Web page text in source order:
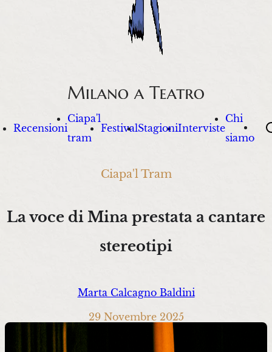
Recensioni
Ciapa'l
tram
FestivalStagioniInterviste
Chi
siamo
La voce di Mina prestata a cantare
stereotipi
Marta Calcagno Baldini
29 Novembre 2025
Ciapa'l Tram